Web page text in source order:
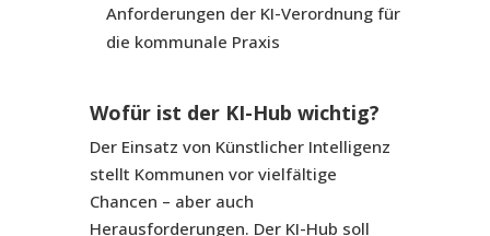
Anforderungen der KI-Verordnung für
die kommunale Praxis
Wofür ist der KI-Hub wichtig?
Der Einsatz von Künstlicher Intelligenz
stellt Kommunen vor vielfältige
Chancen – aber auch
Herausforderungen. Der KI-Hub soll